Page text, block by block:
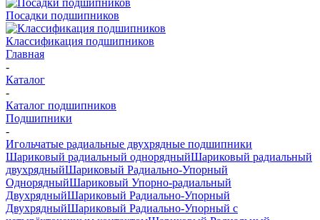
Посадки подшипников
Классификация подшипников
Главная
-
Каталог
-
Каталог подшипников
Подшипники
-
Игольчатые радиальные двухрядные подшипники
Шариковый радиальный однорядныйШариковый радиальный
двухрядныйШариковый Радиально-Упорный
ОднорядныйШариковый Упорно-радиальный
ДвухрядныйШариковый Радиально-Упорный
ДвухрядныйШариковый Радиально-Упорный с